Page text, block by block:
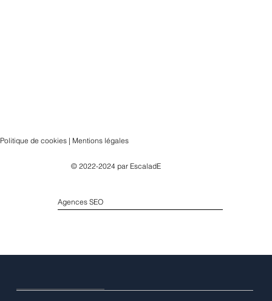
Politique de cookies | Mentions légales
© 2022-2024 par EscaladE
Agences SEO